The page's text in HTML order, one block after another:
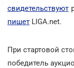
свидетельствуют
пишет LIGA.net.
При стартовой
победитель